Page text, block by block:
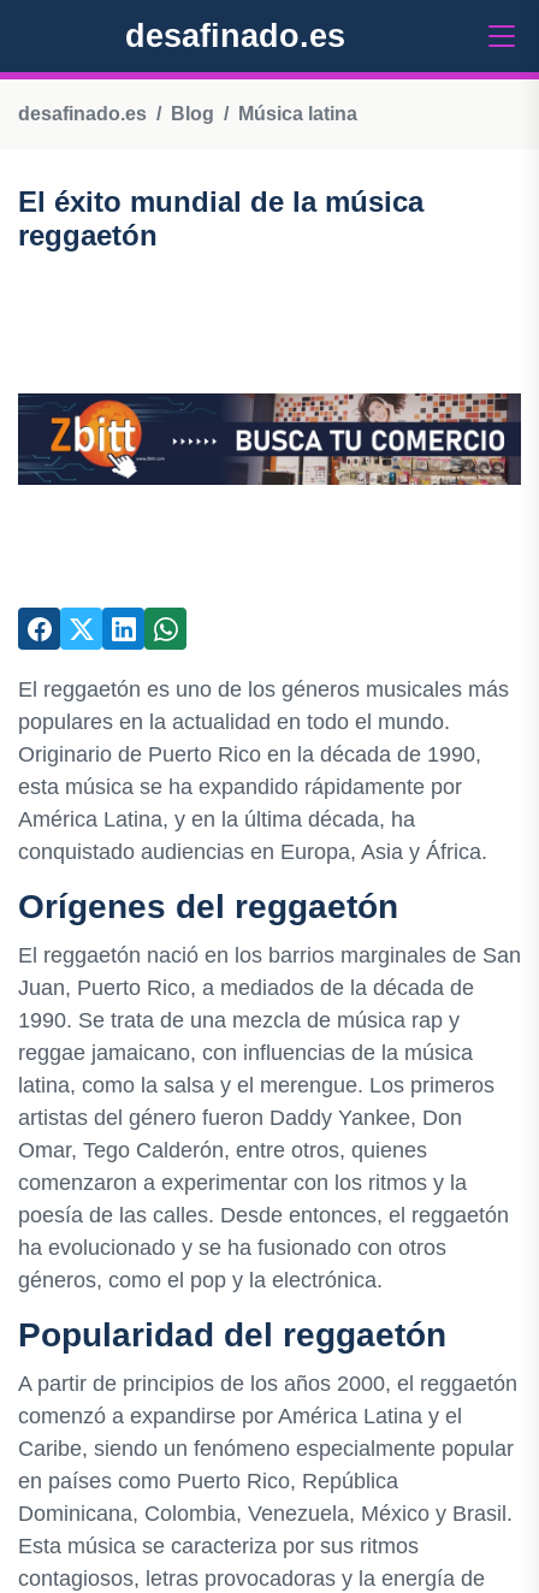
desafinado.es
desafinado.es Blog Música latina
El éxito mundial de la música
reggaetón
El reggaetón es uno de los géneros musicales más
populares en la actualidad en todo el mundo.
Originario de Puerto Rico en la década de 1990,
esta música se ha expandido rápidamente por
América Latina, y en la última década, ha
conquistado audiencias en Europa, Asia y África.
Orígenes del reggaetón
El reggaetón nació en los barrios marginales de San
Juan, Puerto Rico, a mediados de la década de
1990. Se trata de una mezcla de música rap y
reggae jamaicano, con influencias de la música
latina, como la salsa y el merengue. Los primeros
artistas del género fueron Daddy Yankee, Don
Omar, Tego Calderón, entre otros, quienes
comenzaron a experimentar con los ritmos y la
poesía de las calles. Desde entonces, el reggaetón
ha evolucionado y se ha fusionado con otros
géneros, como el pop y la electrónica.
Popularidad del reggaetón
A partir de principios de los años 2000, el reggaetón
comenzó a expandirse por América Latina y el
Caribe, siendo un fenómeno especialmente popular
en países como Puerto Rico, República
Dominicana, Colombia, Venezuela, México y Brasil.
Esta música se caracteriza por sus ritmos
contagiosos, letras provocadoras y la energía de